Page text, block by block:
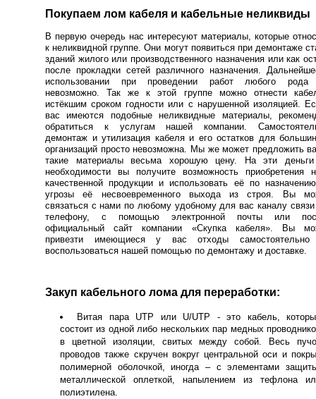
Покупаем лом кабеля и кабельные неликвиды
В первую очередь нас интересуют материалы, которые
к неликвидной группе. Они могут появиться при демонтаже
зданий жилого или производственного назначения или как
после прокладки сетей различного назначения.
использовании при проведении работ любого
невозможно. Так же к этой группе можно отнести
истёкшим сроком годности или с нарушенной изоляцией.
вас имеются подобные неликвидные материалы,
обратиться к услугам нашей компании.
демонтаж и утилизация кабеля и его остатков для
организаций просто невозможна. Мы же может предложить
такие материалы весьма хорошую цену. На эти
необходимости вы получите возможность приобретения
качественной продукции и использовать её по
угрозы её несвоевременного выхода из строя. Вы
связаться с нами по любому удобному для вас каналу
телефону, с помощью электронной почты или
официальный сайт компании «Скупка кабеля». Вы
привезти имеющиеся у вас отходы
воспользоваться нашей помощью по демонтажу и доставке.
Закуп кабельного лома для переработки:
Витая пара UTP или U/UTP - это кабель,
состоит из одной либо нескольких пар медных
в цветной изоляции, свитых между собой. Весь
проводов также скручен вокруг центральной оси и
полимерной оболочкой, иногда – с элементами
металлической оплеткой, напылением из тефлона
полиэтилена.